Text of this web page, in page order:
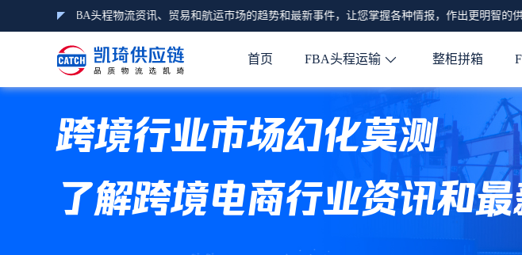
、亚马逊FBA头程物流资讯、贸易和航运市场的趋势和最新事件，让您掌握各种情报，作出更明智的供
首页 FBA头程运输 整柜拼箱
跨境行业市场幻化莫测
了解跨境电商行业资讯和